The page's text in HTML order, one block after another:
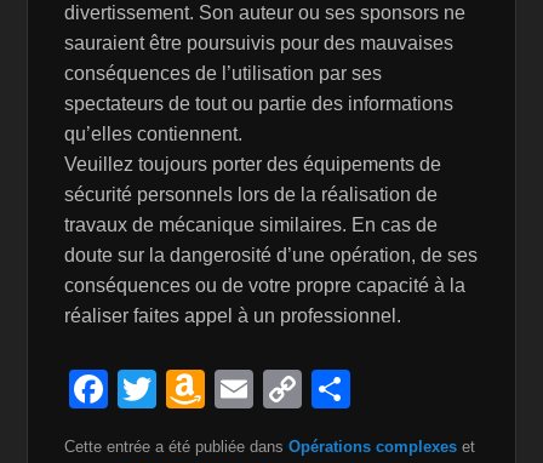
divertissement. Son auteur ou ses sponsors ne
sauraient être poursuivis pour des mauvaises
conséquences de l’utilisation par ses
spectateurs de tout ou partie des informations
qu’elles contiennent.
Veuillez toujours porter des équipements de
sécurité personnels lors de la réalisation de
travaux de mécanique similaires. En cas de
doute sur la dangerosité d’une opération, de ses
conséquences ou de votre propre capacité à la
réaliser faites appel à un professionnel.
F
T
A
E
C
o
Cette entrée a été publiée dansOpérations complexes et